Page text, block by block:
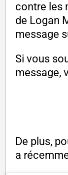
contre les
de Logan
message
Si vous
message,
De plus,
a